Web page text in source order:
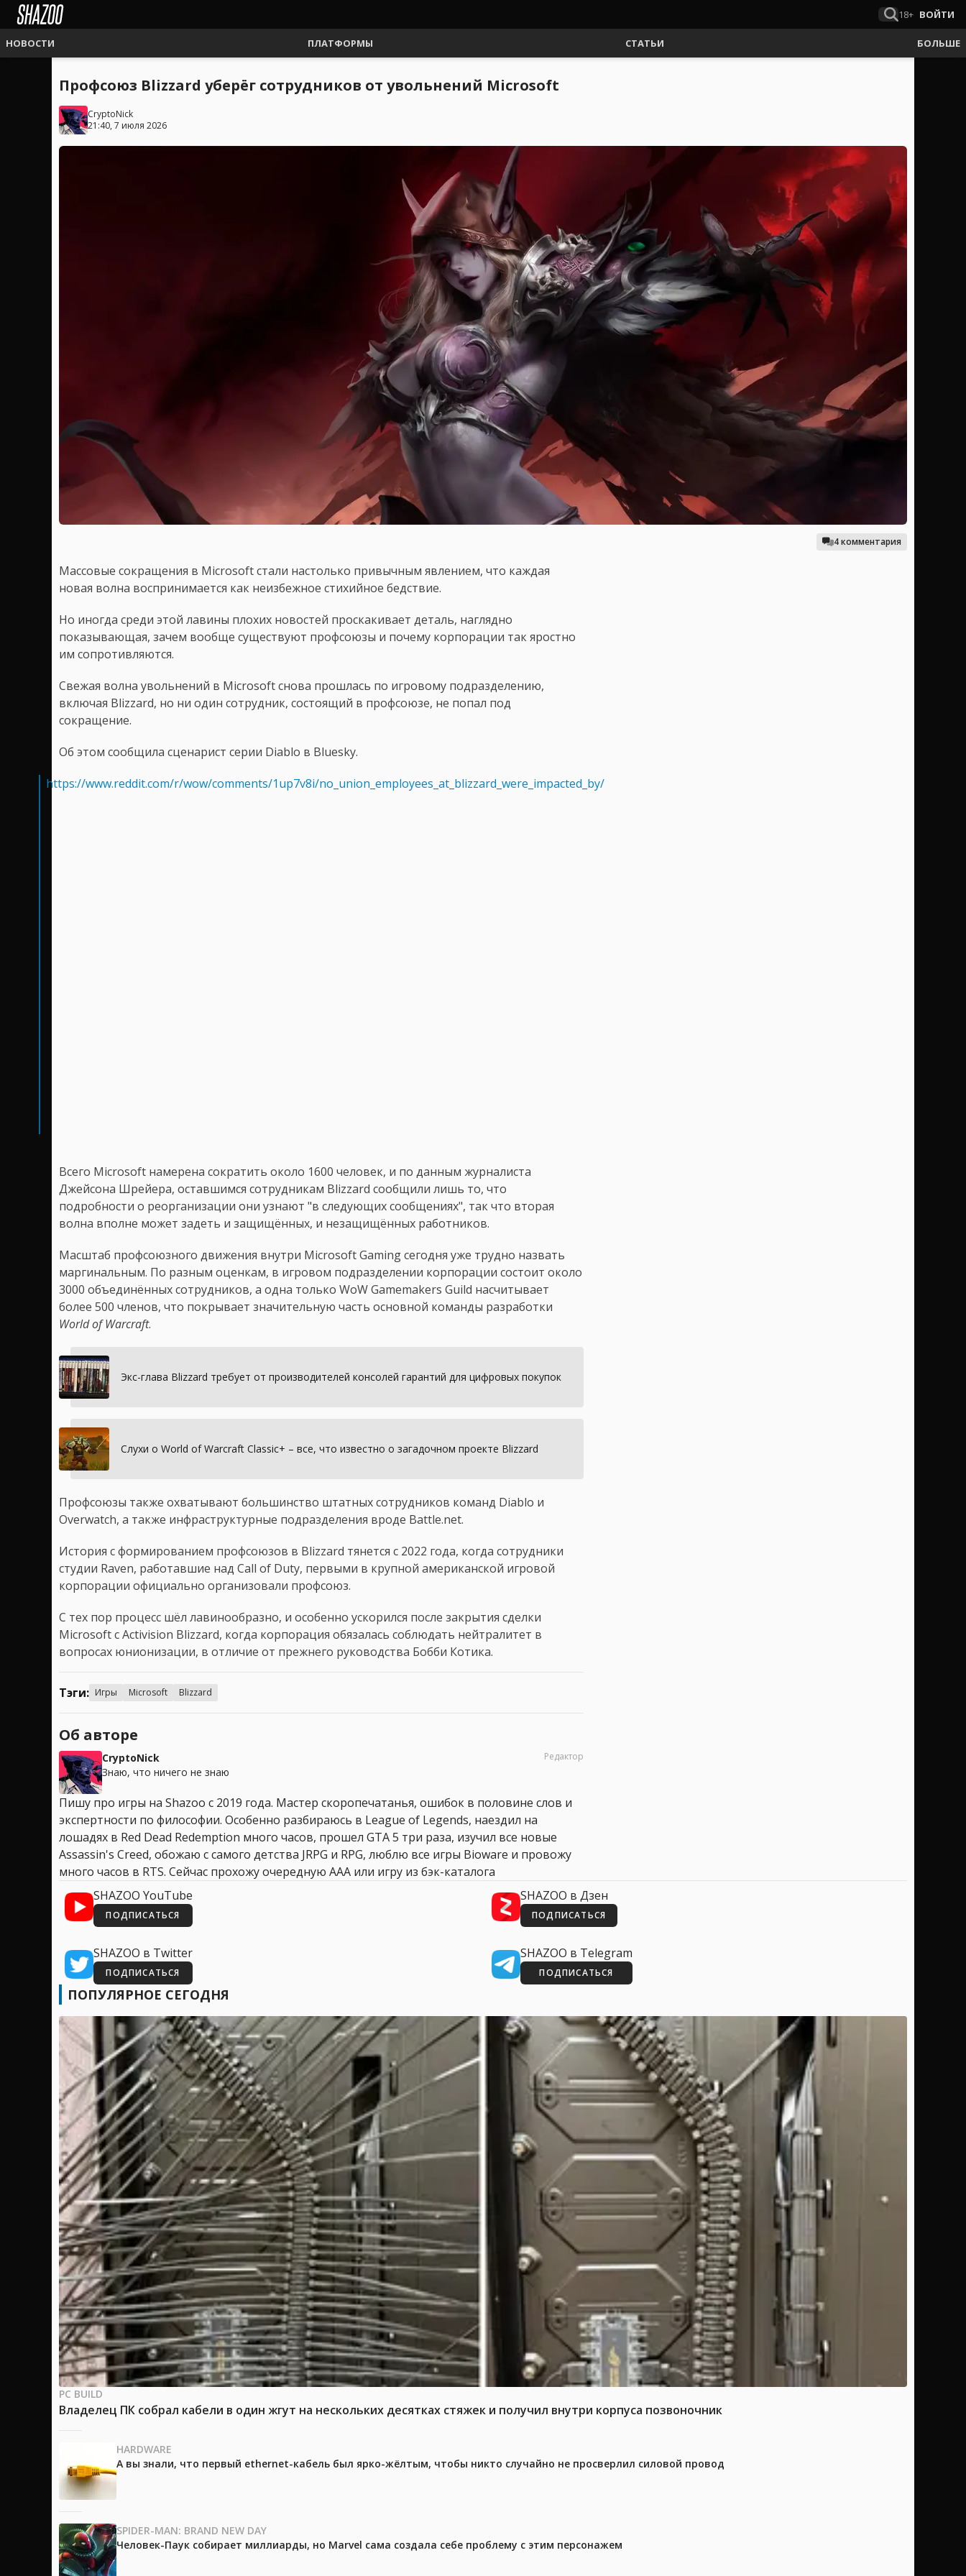
18+ ВОЙТИ
НОВОСТИ ПЛАТФОРМЫ СТАТЬИ БОЛЬШЕ
Профсоюз Blizzard уберёг сотрудников от увольнений Microsoft
CryptoNick
21:40, 7 июля 2026
4 комментария
Массовые сокращения в Microsoft стали настолько привычным явлением, что каждая
новая волна воспринимается как неизбежное стихийное бедствие.
Но иногда среди этой лавины плохих новостей проскакивает деталь, наглядно
показывающая, зачем вообще существуют профсоюзы и почему корпорации так яростно
им сопротивляются.
Свежая волна увольнений в Microsoft снова прошлась по игровому подразделению,
включая Blizzard, но ни один сотрудник, состоящий в профсоюзе, не попал под
сокращение.
Об этом сообщила сценарист серии Diablo в Bluesky.
https://www.reddit.com/r/wow/comments/1up7v8i/no_union_employees_at_blizzard_were_impacted_by/
Всего Microsoft намерена сократить около 1600 человек, и по данным журналиста
Джейсона Шрейера, оставшимся сотрудникам Blizzard сообщили лишь то, что
подробности о реорганизации они узнают "в следующих сообщениях", так что вторая
волна вполне может задеть и защищённых, и незащищённых работников.
Масштаб профсоюзного движения внутри Microsoft Gaming сегодня уже трудно назвать
маргинальным. По разным оценкам, в игровом подразделении корпорации состоит около
3000 объединённых сотрудников, а одна только WoW Gamemakers Guild насчитывает
более 500 членов, что покрывает значительную часть основной команды разработки
World of Warcraft.
Экс-глава Blizzard требует от производителей консолей гарантий для цифровых покупок
Слухи о World of Warcraft Classic+ – все, что известно о загадочном проекте Blizzard
Профсоюзы также охватывают большинство штатных сотрудников команд Diablo и
Overwatch, а также инфраструктурные подразделения вроде Battle.net.
История с формированием профсоюзов в Blizzard тянется с 2022 года, когда сотрудники
студии Raven, работавшие над Call of Duty, первыми в крупной американской игровой
корпорации официально организовали профсоюз.
С тех пор процесс шёл лавинообразно, и особенно ускорился после закрытия сделки
Microsoft с Activision Blizzard, когда корпорация обязалась соблюдать нейтралитет в
вопросах юнионизации, в отличие от прежнего руководства Бобби Котика.
Тэги: Игры Microsoft Blizzard
Об авторе
CryptoNick
Знаю, что ничего не знаю
Редактор
Пишу про игры на Shazoo с 2019 года. Мастер скоропечатанья, ошибок в половине слов и
экспертности по философии. Особенно разбираюсь в League of Legends, наездил на
лошадях в Red Dead Redemption много часов, прошел GTA 5 три раза, изучил все новые
Assassin's Creed, обожаю с самого детства JRPG и RPG, люблю все игры Bioware и провожу
много часов в RTS. Сейчас прохожу очередную AAA или игру из бэк-каталога
SHAZOO YouTube
ПОДПИСАТЬСЯ
SHAZOO в Дзен
ПОДПИСАТЬСЯ
SHAZOO в Twitter
ПОДПИСАТЬСЯ
SHAZOO в Telegram
ПОДПИСАТЬСЯ
ПОПУЛЯРНОЕ СЕГОДНЯ
PC BUILD
Владелец ПК собрал кабели в один жгут на нескольких десятках стяжек и получил внутри корпуса позвоночник
HARDWARE
А вы знали, что первый ethernet-кабель был ярко-жёлтым, чтобы никто случайно не просверлил силовой провод
SPIDER-MAN: BRAND NEW DAY
Человек-Паук собирает миллиарды, но Marvel сама создала себе проблему с этим персонажем